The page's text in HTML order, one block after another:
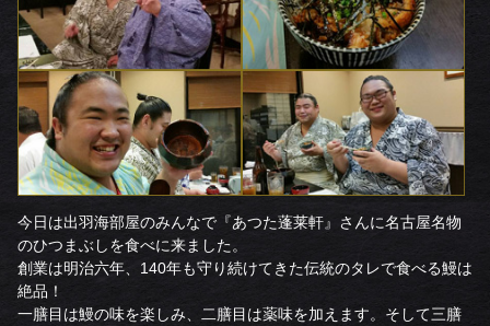
今日は出羽海部屋のみんなで 『あつた蓬莱軒』 さんに名古屋名物
のひつまぶしを食べに来ました。
創業は明治六年、140年も守り続けてきた伝統のタレで食べる鰻は
絶品！
一膳目は鰻の味を楽しみ、二膳目は薬味を加えます。そして三膳